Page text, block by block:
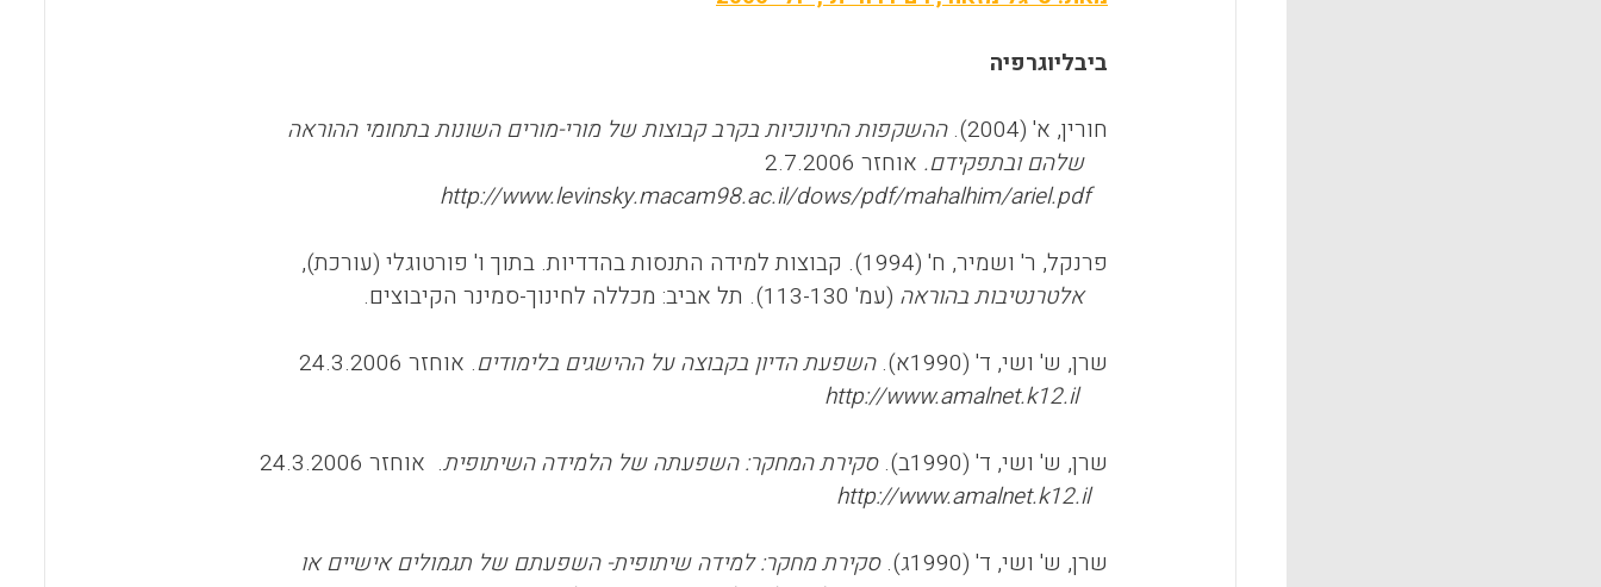
ביבליוגרפיה
חורין, א' (2004).
ההשקפות החינוכיות בקרב קבוצות של מורי-מורים השונות בתחומי ההוראה
שלהם ובתפקידם. אוחזר 2.7.2006
http://www.levinsky.macam98.ac.il/dows/pdf/mahalhim/ariel.pdf
פרנקל, ר' ושמיר, ח' (1994). קבוצות למידה התנסות בהדדיות. בתוך ו' פורטוגלי (עורכת),
אלטרנטיבות בהוראה (עמ' 113-130). תל אביב: מכללה לחינוך-סמינר הקיבוצים.
שרן, ש' ושי, ד' (1990א).
השפעת הדיון בקבוצה על ההישגים בלימודים. אוחזר 24.3.2006
http://www.amalnet.k12.il
שרן, ש' ושי, ד' (1990ב).
סקירת המחקר: השפעתה של הלמידה השיתופית. אוחזר 24.3.2006
http://www.amalnet.k12.il
שרן, ש' ושי, ד' (1990ג).
סקירת מחקר: למידה שיתופית- השפעתם של תגמולים אישיים או